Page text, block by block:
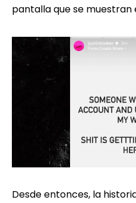
pantalla que se muestran
Desde entonces, la